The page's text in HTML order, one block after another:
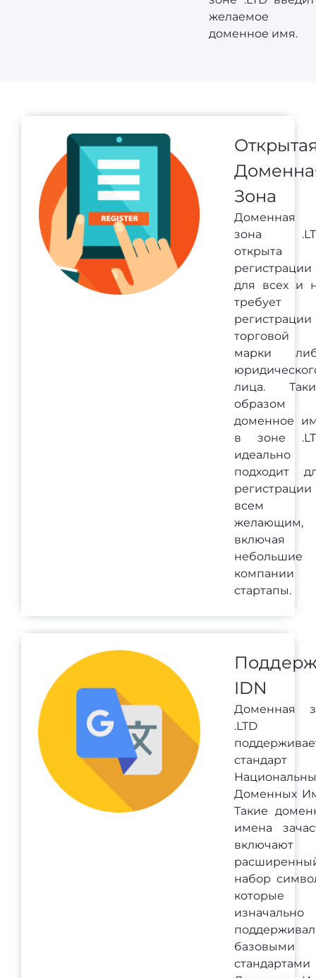
желаемое
доменное имя.
Зона
Доменная
зона
открыта
регистрации
для всех и
требует
регистрации
торговой
марки
лица.
образом
доменное
в зоне
идеально
подходит
регистрации
всем
желающим,
включая
небольшие
компании
стартапы.
IDN
Доменная
.LTD
стандарт
Доменных
Такие
имена
включают
набор
которые
базовыми
стандартами